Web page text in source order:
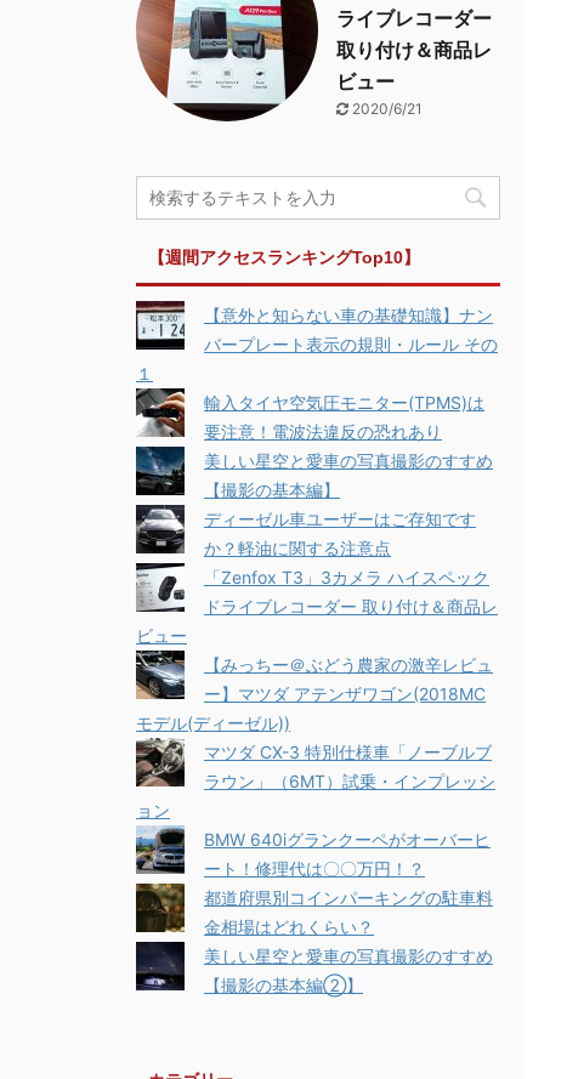
ライブレコーダー
取り付け＆商品レ
ビュー
2020/6/21
【週間アクセスランキングTop10】
【意外と知らない車の基礎知識】ナン
バープレート表示の規則・ルール その
１
輸入タイヤ空気圧モニター(TPMS)は
要注意！電波法違反の恐れあり
美しい星空と愛車の写真撮影のすすめ
【撮影の基本編】
ディーゼル車ユーザーはご存知です
か？軽油に関する注意点
「Zenfox T3」3カメラ ハイスペック
ドライブレコーダー 取り付け＆商品レ
ビュー
【みっちー＠ぶどう農家の激辛レビュ
ー】マツダ アテンザワゴン(2018MC
モデル(ディーゼル))
マツダ CX-3 特別仕様車「ノーブルブ
ラウン」（6MT）試乗・インプレッシ
ョン
BMW 640iグランクーペがオーバーヒ
ート！修理代は〇〇万円！？
都道府県別コインパーキングの駐車料
金相場はどれくらい？
美しい星空と愛車の写真撮影のすすめ
【撮影の基本編②】